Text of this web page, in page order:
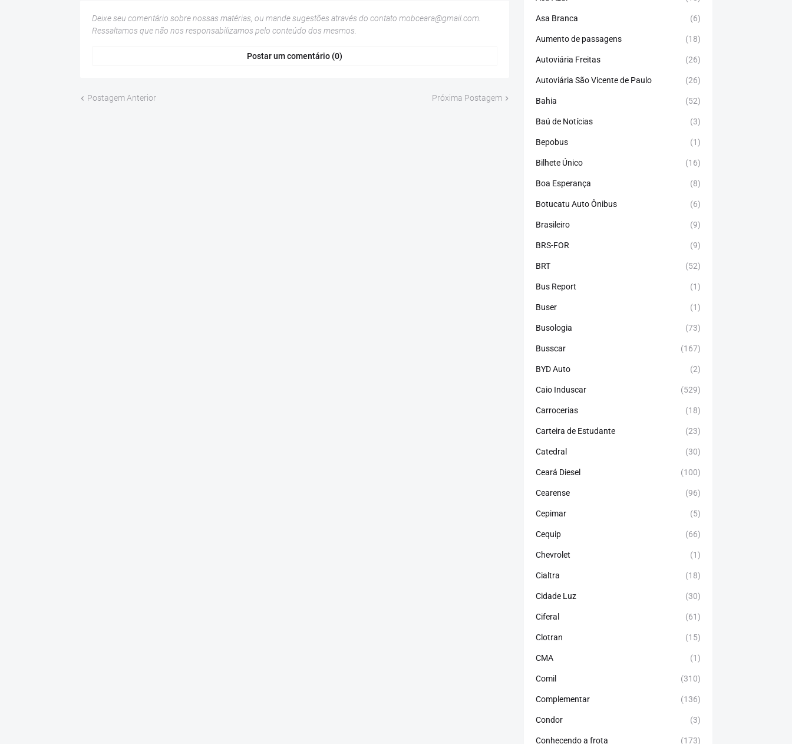
Deixe seu comentário sobre nossas matérias, ou mande sugestões através do contato mobceara@gmail.com.
Ressaltamos que não nos responsabilizamos pelo conteúdo dos mesmos.
Postar um comentário (0)
Postagem Anterior Próxima Postagem
Asa Branca (6)
Aumento de passagens (18)
Autoviária Freitas (26)
Autoviária São Vicente de Paulo (26)
Bahia (52)
Baú de Notícias (3)
Bepobus (1)
Bilhete Único (16)
Boa Esperança (8)
Botucatu Auto Ônibus (6)
Brasileiro (9)
BRS-FOR (9)
BRT (52)
Bus Report (1)
Buser (1)
Busologia (73)
Busscar (167)
BYD Auto (2)
Caio Induscar (529)
Carrocerias (18)
Carteira de Estudante (23)
Catedral (30)
Ceará Diesel (100)
Cearense (96)
Cepimar (5)
Cequip (66)
Chevrolet (1)
Cialtra (18)
Cidade Luz (30)
Ciferal (61)
Clotran (15)
CMA (1)
Comil (310)
Complementar (136)
Condor (3)
Conhecendo a frota (173)